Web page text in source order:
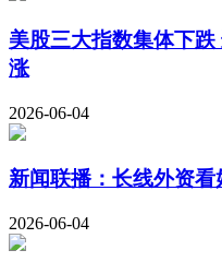
美股三大指数集体下
涨
2026-06-04
新闻联播：长线外资
2026-06-04